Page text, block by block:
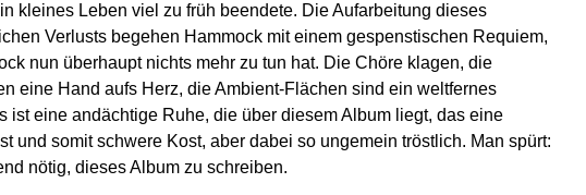
kleines Leben viel zu früh beendete. Die Aufarbeitung dieses
Verlusts begehen Hammock mit einem gespenstischen Requiem,
nun überhaupt nichts mehr zu tun hat. Die Chöre klagen, die
eine Hand aufs Herz, die Ambient-Flächen sind ein weltfernes
ist eine andächtige Ruhe, die über diesem Album liegt, das eine
und somit schwere Kost, aber dabei so ungemein tröstlich. Man spürt:
nötig, dieses Album zu schreiben.